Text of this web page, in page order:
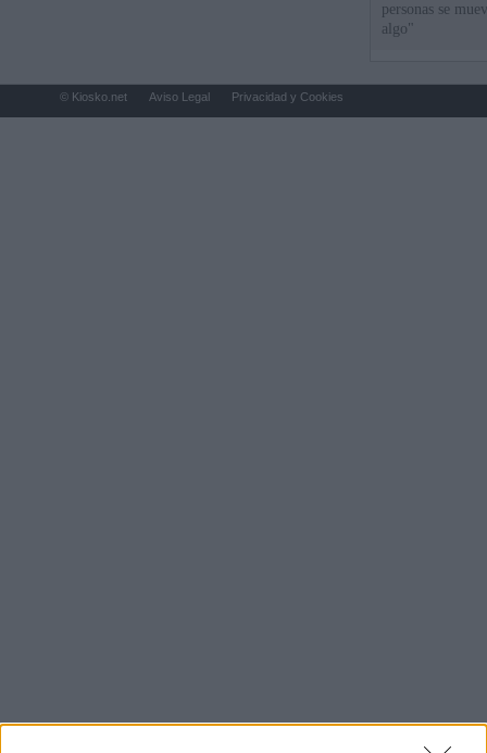
personas se
algo"
© Kiosko.net Aviso Legal Privacidad y Cookies